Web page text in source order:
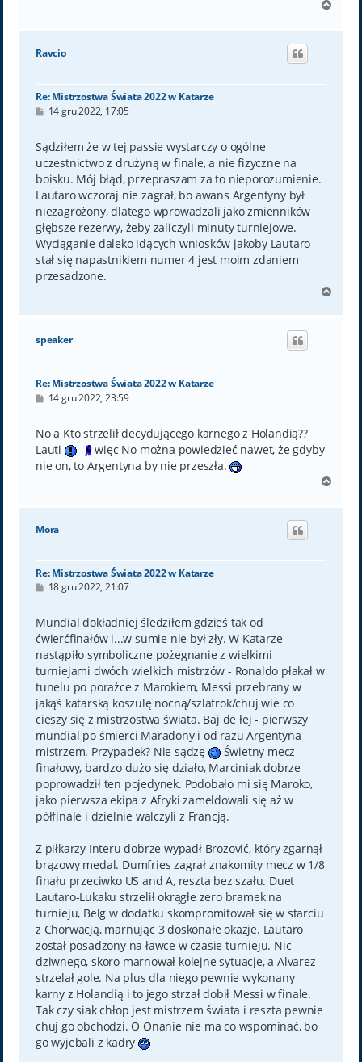
g
Ravcio
Re: Mistrzostwa Świata 2022 w Katarze
P
t
14 gru 2022, 17:05
Sądziłem że w tej passie wystarczy o ogólne
uczestnictwo z drużyną w finale, a nie fizyczne na
boisku. Mój błąd, przepraszam za to nieporozumienie.
Lautaro wczoraj nie zagrał, bo awans Argentyny był
niezagrożony, dlatego wprowadzali jako zmienników
głębsze rezerwy, żeby zaliczyli minuty turniejowe.
Wyciąganie daleko idących wniosków jakoby Lautaro
stał się napastnikiem numer 4 jest moim zdaniem
przesadzone.
g
speaker
Re: Mistrzostwa Świata 2022 w Katarze
P
t
14 gru 2022, 23:59
No a Kto strzelił decydującego karnego z Holandią??
Lauti
więc No można powiedzieć nawet, że gdyby
nie on, to Argentyna by nie przeszła.
g
Mora
Re: Mistrzostwa Świata 2022 w Katarze
P
t
18 gru 2022, 21:07
Mundial dokładniej śledziłem gdzieś tak od
ćwierćfinałów i...w sumie nie był zły. W Katarze
nastąpiło symboliczne pożegnanie z wielkimi
turniejami dwóch wielkich mistrzów - Ronaldo płakał w
tunelu po porażce z Marokiem, Messi przebrany w
jakąś katarską koszulę nocną/szlafrok/chuj wie co
cieszy się z mistrzostwa świata. Baj de łej - pierwszy
mundial po śmierci Maradony i od razu Argentyna
mistrzem. Przypadek? Nie sądzę
Świetny mecz
finałowy, bardzo dużo się działo, Marciniak dobrze
poprowadził ten pojedynek. Podobało mi się Maroko,
jako pierwsza ekipa z Afryki zameldowali się aż w
półfinale i dzielnie walczyli z Francją.
Z piłkarzy Interu dobrze wypadł Brozović, który zgarnął
brązowy medal. Dumfries zagrał znakomity mecz w 1/8
finału przeciwko US and A, reszta bez szału. Duet
Lautaro-Lukaku strzelił okrągłe zero bramek na
turnieju, Belg w dodatku skompromitował się w starciu
z Chorwacją, marnując 3 doskonałe okazje. Lautaro
został posadzony na ławce w czasie turnieju. Nic
dziwnego, skoro marnował kolejne sytuacje, a Alvarez
strzelał gole. Na plus dla niego pewnie wykonany
karny z Holandią i to jego strzał dobił Messi w finale.
Tak czy siak chłop jest mistrzem świata i reszta pewnie
chuj go obchodzi. O Onanie nie ma co wspominać, bo
go wyjebali z kadry